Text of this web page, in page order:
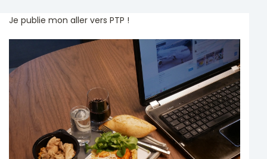
Je publie mon aller vers PTP !